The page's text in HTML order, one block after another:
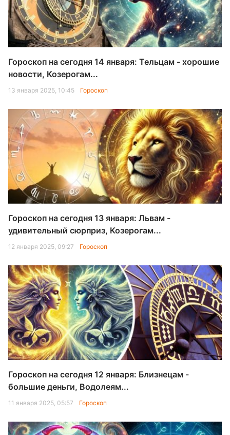
Гороскоп на сегодня 14 января: Тельцам - хорошие
новости, Козерогам...
13 января 2025, 10:45 Гороскоп
Гороскоп на сегодня 13 января: Львам -
удивительный сюрприз, Козерогам...
12 января 2025, 09:27 Гороскоп
Гороскоп на сегодня 12 января: Близнецам -
большие деньги, Водолеям...
11 января 2025, 05:57 Гороскоп